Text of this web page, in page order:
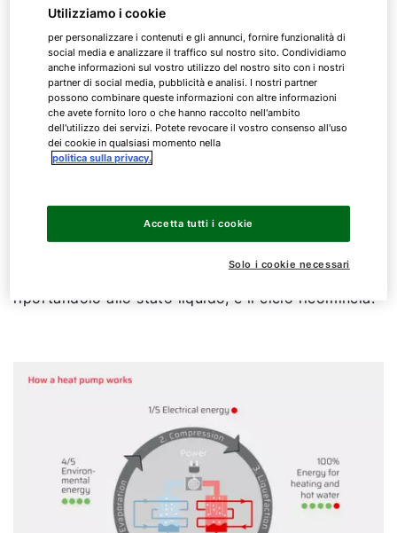
01.Come funzionano le
pompe di calore?
Le pompe di calore utilizzano un refrigerante per
prelevare il calore dall'ambiente circostante, che
vaporizza quando si riscalda anche solo
leggermente. Un compressore elettrico comprime il
del sistema di riscaldamento attraverso uno
riportandolo allo stato liquido, e il ciclo ricomincia.
Utilizziamo i cookie
per personalizzare i contenuti e gli annunci, fornire funzionalità di
social media e analizzare il traffico sul nostro sito. Condividiamo
anche informazioni sul vostro utilizzo del nostro sito con i nostri
partner di social media, pubblicità e analisi. I nostri partner
possono combinare queste informazioni con altre informazioni
che avete fornito loro o che hanno raccolto nell'ambito
dell'utilizzo dei servizi. Potete revocare il vostro consenso all'uso
dei cookie in qualsiasi momento nella
politica sulla privacy.
Solo i cookie necessari
Accetta tutti i cookie